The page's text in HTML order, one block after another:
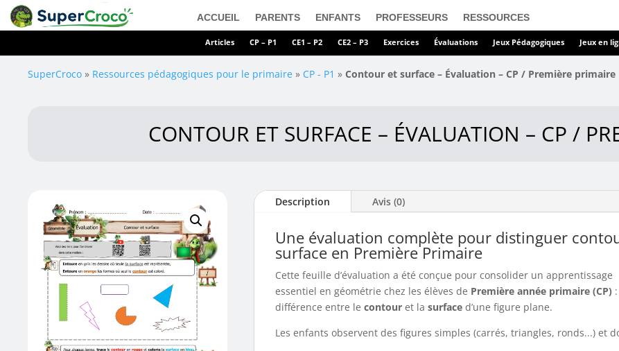
ACCUEIL PARENTS ENFANTS PROFESSEURS RESSOURCES
Articles CP – P1 CE1 – P2 CE2 – P3 Exercices Évaluations Jeux Pédagogiques Jeux en
SuperCroco » Ressources pédagogiques pour le primaire » CP - P1 » Contour et surface – Évaluation – CP / Première primaire
CONTOUR ET SURFACE – ÉVALUATION – CP /
Description Avis (0)
Une évaluation complète pour distinguer
surface en Première Primaire
Cette feuille d’évaluation a été conçue pour consolider un apprentissage
essentiel en géométrie chez les élèves de Première année primaire (CP)
différence entre le contouret la surfaced’une figure plane.
Les enfants observent des figures simples (carrés, triangles, ronds...) et